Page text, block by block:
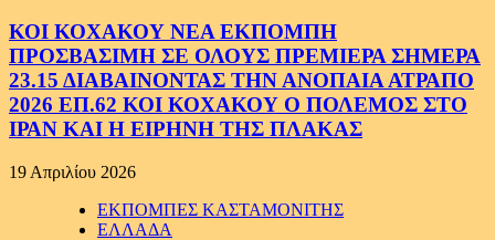
ΚΟΙ ΚΟΧΑΚΟΥ ΝΕΑ ΕΚΠΟΜΠΗ
ΠΡΟΣΒΑΣΙΜΗ ΣΕ ΟΛΟΥΣ ΠΡΕΜΙΕΡΑ ΣΗΜΕΡΑ
23.15 ΔΙΑΒΑΙΝΟΝΤΑΣ ΤΗΝ ΑΝΟΠΑΙΑ ΑΤΡΑΠΟ
2026 ΕΠ.62 ΚΟΙ ΚΟΧΑΚΟΥ Ο ΠΟΛΕΜΟΣ ΣΤΟ
ΙΡΑΝ ΚΑΙ Η ΕΙΡΗΝΗ ΤΗΣ ΠΛΑΚΑΣ
19 Απριλίου 2026
ΕΚΠΟΜΠΕΣ ΚΑΣΤΑΜΟΝΙΤΗΣ
ΕΛΛΑΔΑ